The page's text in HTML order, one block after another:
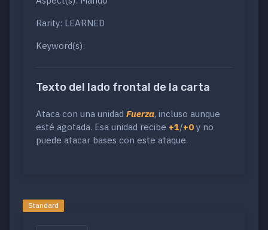
Rarity: LEARNED
Keyword(s):
Texto del lado frontal de la carta
Ataca con una unidad Fuerza, incluso aunque
esté agotada. Esa unidad recibe +1/+0 y no
puede atacar bases con este ataque.
Standard